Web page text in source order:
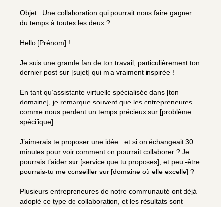
Objet : Une collaboration qui pourrait nous faire gagner
du temps à toutes les deux ?
Hello [Prénom] !
Je suis une grande fan de ton travail, particulièrement ton
dernier post sur [sujet] qui m’a vraiment inspirée !
En tant qu’assistante virtuelle spécialisée dans [ton
domaine], je remarque souvent que les entrepreneures
comme nous perdent un temps précieux sur [problème
spécifique].
J’aimerais te proposer une idée : et si on échangeait 30
minutes pour voir comment on pourrait collaborer ? Je
pourrais t’aider sur [service que tu proposes], et peut-être
pourrais-tu me conseiller sur [domaine où elle excelle] ?
Plusieurs entrepreneures de notre communauté ont déjà
adopté ce type de collaboration, et les résultats sont